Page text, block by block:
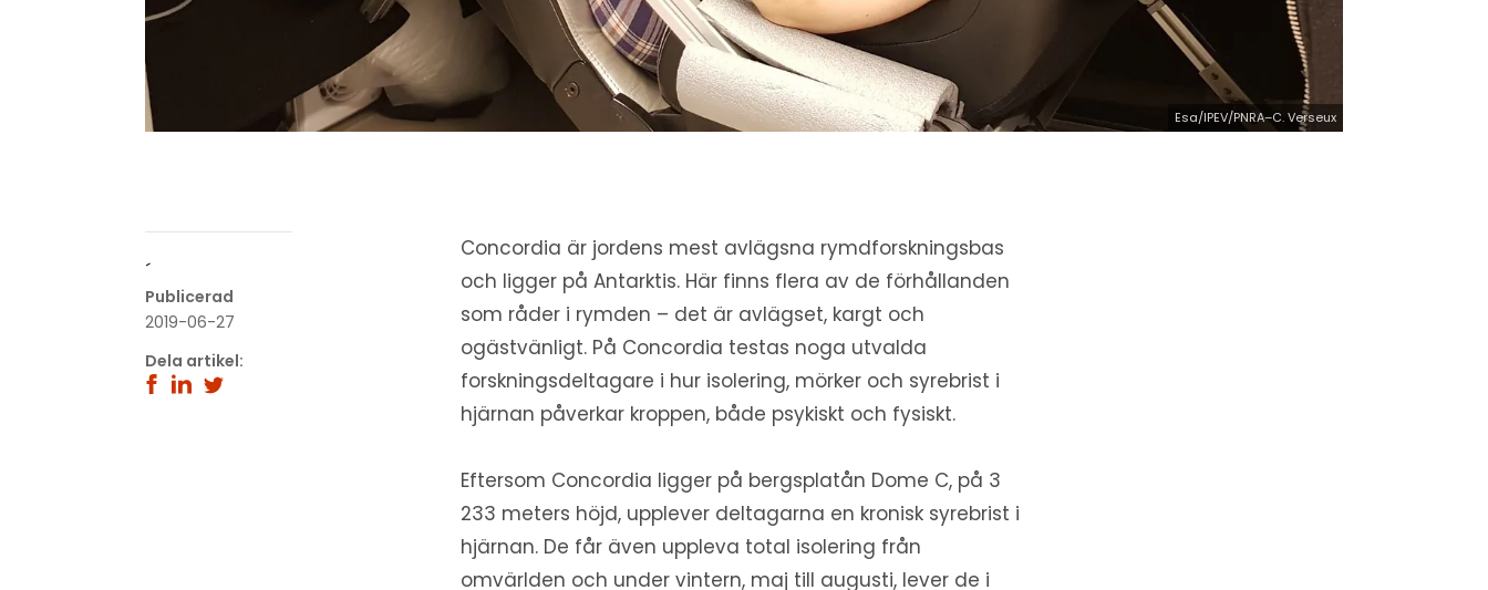
Esa/IPEV/PNRA–C. Verseux
´
Publicerad
2019-06-27
Dela artikel:
Concordia är jordens mest avlägsna rymdforskningsbas
och ligger på Antarktis. Här finns flera av de förhållanden
som råder i rymden – det är avlägset, kargt och
ogästvänligt. På Concordia testas noga utvalda
forskningsdeltagare i hur isolering, mörker och syrebrist i
hjärnan påverkar kroppen, både psykiskt och fysiskt.
Eftersom Concordia ligger på bergsplatån Dome C, på 3
233 meters höjd, upplever deltagarna en kronisk syrebrist i
hjärnan. De får även uppleva total isolering från
omvärlden och under vintern, maj till augusti, lever de i